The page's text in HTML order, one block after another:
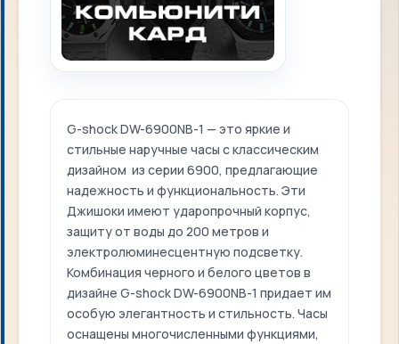
G-shock DW-6900NB-1 — это яркие и
стильные наручные часы с классическим
дизайном из серии 6900, предлагающие
надежность и функциональность. Эти
Джишоки имеют ударопрочный корпус,
защиту от воды до 200 метров и
электролюминесцентную подсветку.
Комбинация черного и белого цветов в
дизайне G-shock DW-6900NB-1 придает им
особую элегантность и стильность. Часы
оснащены многочисленными функциями,